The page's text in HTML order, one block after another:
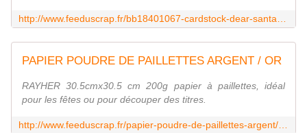
PAPIER POUDRE DE PAILLETTES ARGENT / OR
RAYHER 30.5cmx30.5 cm 200g papier à paillettes, idéal
pour les fêtes ou pour découper des titres.